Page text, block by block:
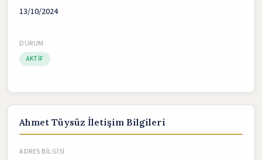
13/10/2024
DURUM
AKTIF
Ahmet Tüysüz İletişim Bilgileri
ADRES BILGISI